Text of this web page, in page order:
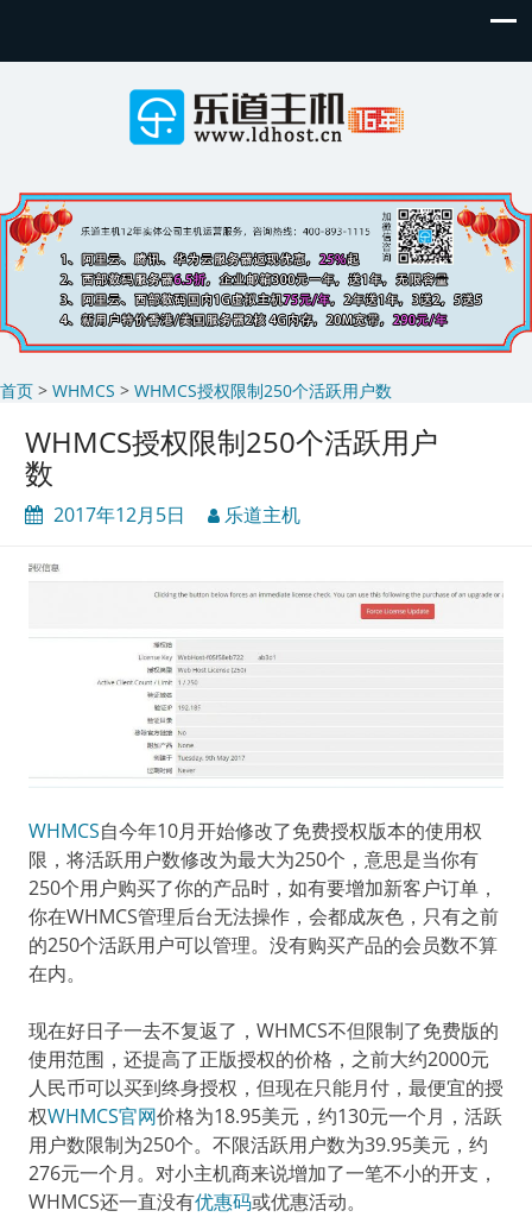
首页 > WHMCS > WHMCS授权限制250个活跃用户数
WHMCS授权限制250个活跃用户
数
2017年12月5日 乐道主机
WHMCS自今年10月开始修改了免费授权版本的使用权
限，将活跃用户数修改为最大为250个，意思是当你有
250个用户购买了你的产品时，如有要增加新客户订单，
你在WHMCS管理后台无法操作，会都成灰色，只有之前
的250个活跃用户可以管理。没有购买产品的会员数不算
在内。
现在好日子一去不复返了，WHMCS不但限制了免费版的
使用范围，还提高了正版授权的价格，之前大约2000元
人民币可以买到终身授权，但现在只能月付，最便宜的授
权WHMCS官网价格为18.95美元，约130元一个月，活跃
用户数限制为250个。不限活跃用户数为39.95美元，约
276元一个月。对小主机商来说增加了一笔不小的开支，
WHMCS还一直没有优惠码或优惠活动。